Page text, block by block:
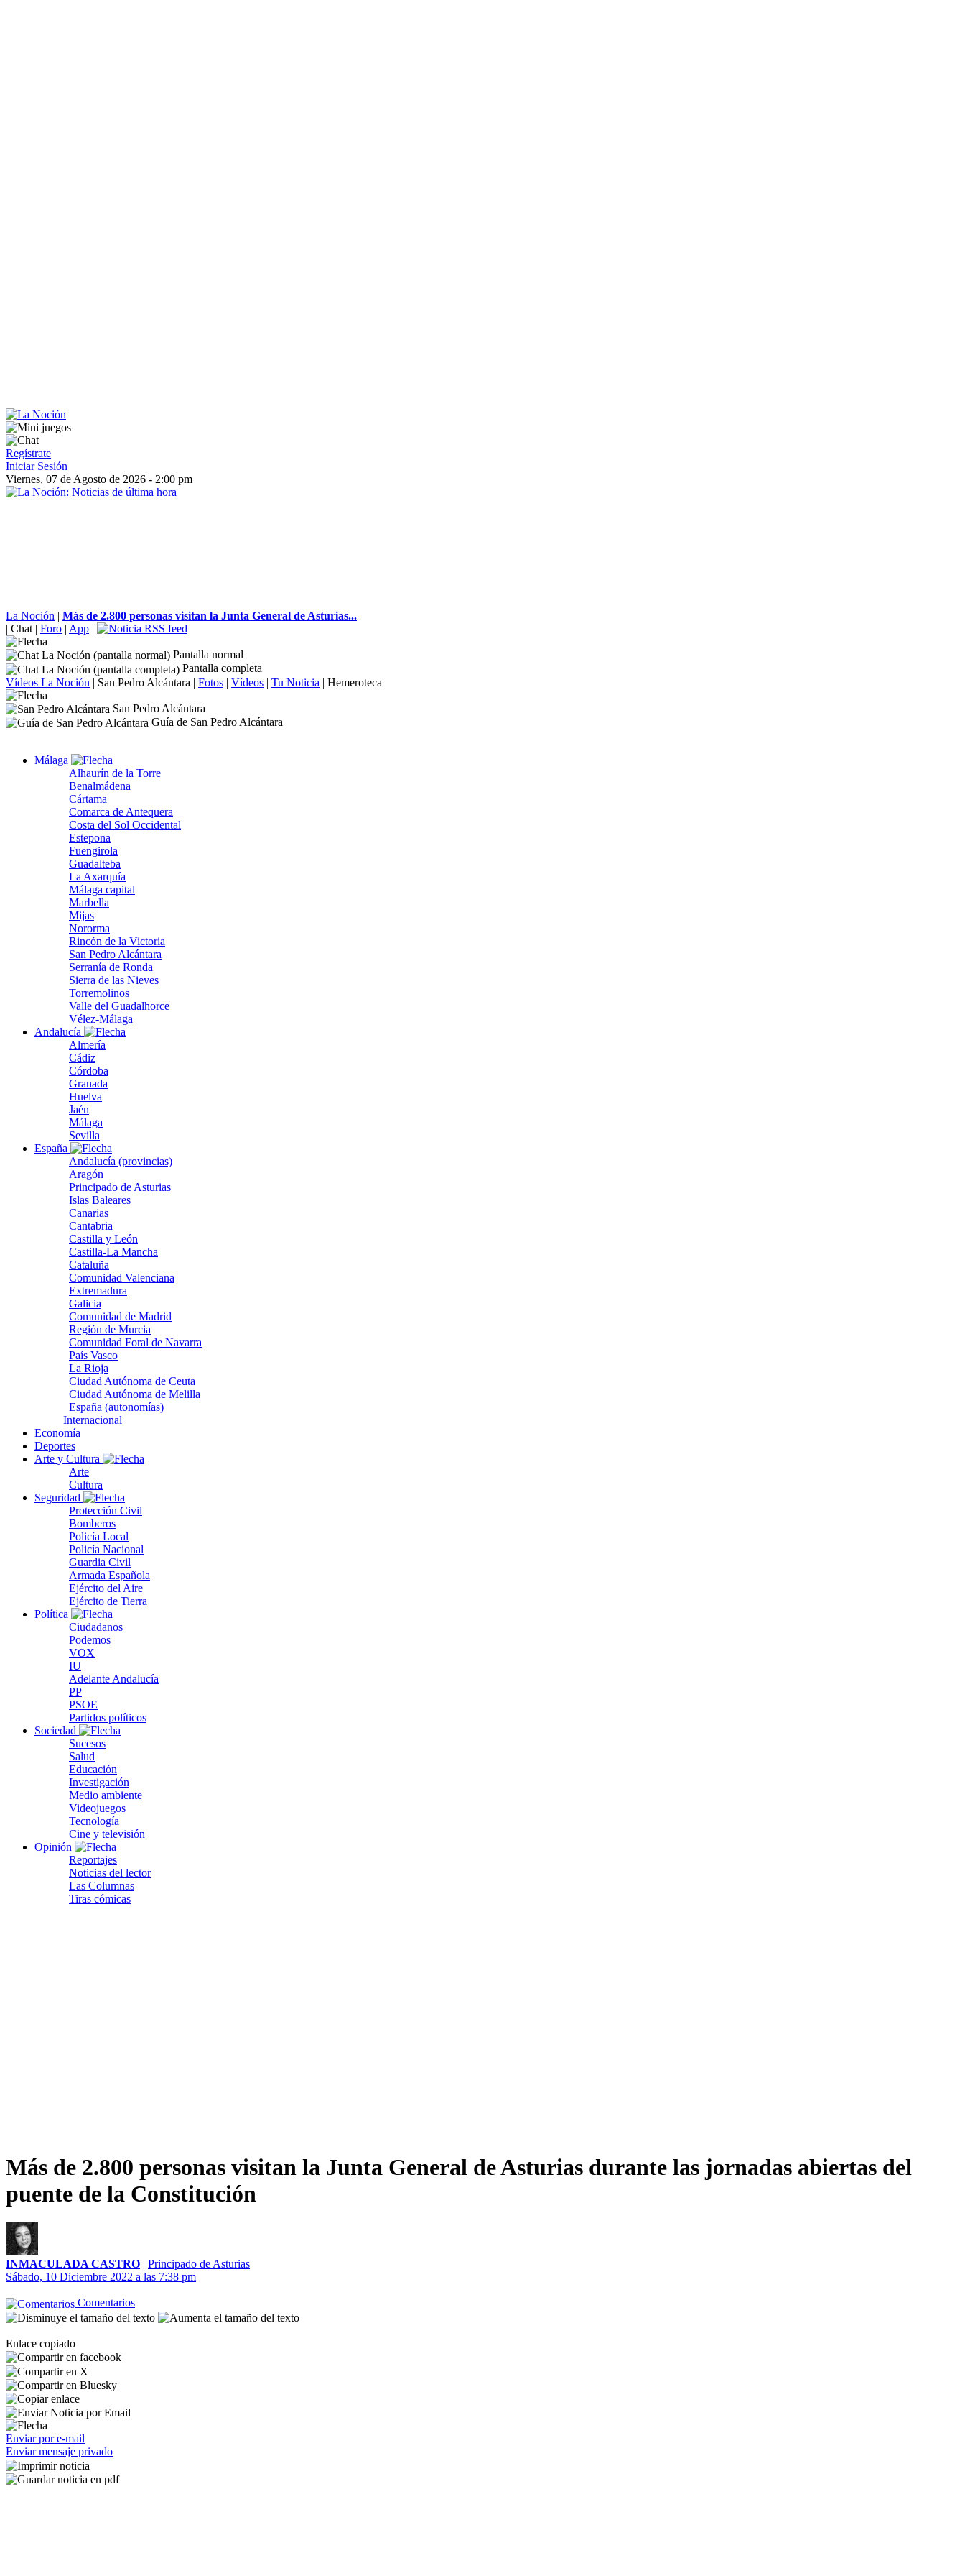
Regístrate
Iniciar Sesión
Viernes, 07 de Agosto de 2026 - 2:00 pm
La Noción | Más de 2.800 personas visitan la Junta General de Asturias...
| Chat | Foro | App |
Pantalla normal
Pantalla completa
Vídeos La Noción | San Pedro Alcántara | Fotos | Vídeos | Tu Noticia | Hemeroteca
San Pedro Alcántara
Guía de San Pedro Alcántara
Málaga
Alhaurín de la Torre
Benalmádena
Cártama
Comarca de Antequera
Costa del Sol Occidental
Estepona
Fuengirola
Guadalteba
La Axarquía
Málaga capital
Marbella
Mijas
Nororma
Rincón de la Victoria
San Pedro Alcántara
Serranía de Ronda
Sierra de las Nieves
Torremolinos
Valle del Guadalhorce
Vélez-Málaga
Andalucía
Almería
Cádiz
Córdoba
Granada
Huelva
Jaén
Málaga
Sevilla
España
Andalucía (provincias)
Aragón
Principado de Asturias
Islas Baleares
Canarias
Cantabria
Castilla y León
Castilla-La Mancha
Cataluña
Comunidad Valenciana
Extremadura
Galicia
Comunidad de Madrid
Región de Murcia
Comunidad Foral de Navarra
País Vasco
La Rioja
Ciudad Autónoma de Ceuta
Ciudad Autónoma de Melilla
España (autonomías)
Internacional
Economía
Deportes
Arte y Cultura
Arte
Cultura
Seguridad
Protección Civil
Bomberos
Policía Local
Policía Nacional
Guardia Civil
Armada Española
Ejército del Aire
Ejército de Tierra
Política
Ciudadanos
Podemos
VOX
IU
Adelante Andalucía
PP
PSOE
Partidos políticos
Sociedad
Sucesos
Salud
Educación
Investigación
Medio ambiente
Videojuegos
Tecnología
Cine y televisión
Opinión
Reportajes
Noticias del lector
Las Columnas
Tiras cómicas
Más de 2.800 personas visitan la Junta General de Asturias durante las jornadas abiertas del
puente de la Constitución
INMACULADA CASTRO | Principado de Asturias
Sábado, 10 Diciembre 2022 a las 7:38 pm
Comentarios
Enlace copiado
Enviar por e-mail
Enviar mensaje privado